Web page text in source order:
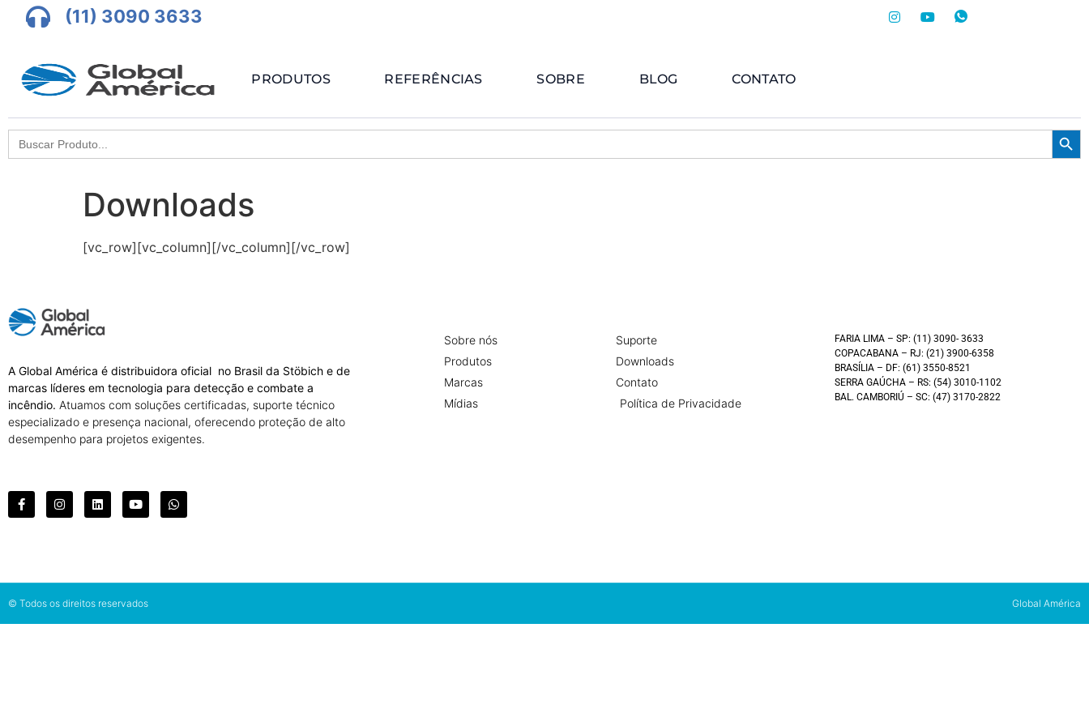
(11) 3090 3633
PRODUTOS REFERÊNCIAS SOBRE BLOG CONTATO
Search
for:
Downloads
[vc_row][vc_column][/vc_column][/vc_row]
A Global América é distribuidora oficial no Brasil da Stöbich e de
marcas líderes em tecnologia para detecção e combate a
incêndio. Atuamos com soluções certificadas, suporte técnico
especializado e presença nacional, oferecendo proteção de alto
desempenho para projetos exigentes.
Sobre nós
Produtos
Marcas
Mídias
Suporte
Downloads
Contato
Política de Privacidade
FARIA LIMA – SP: (11) 3090- 3633
COPACABANA – RJ: (21) 3900-6358
BRASÍLIA – DF: (61) 3550-8521
SERRA GAÚCHA – RS: (54) 3010-1102
BAL. CAMBORIÚ – SC: (47) 3170-2822
© Todos os direitos reservados Global América